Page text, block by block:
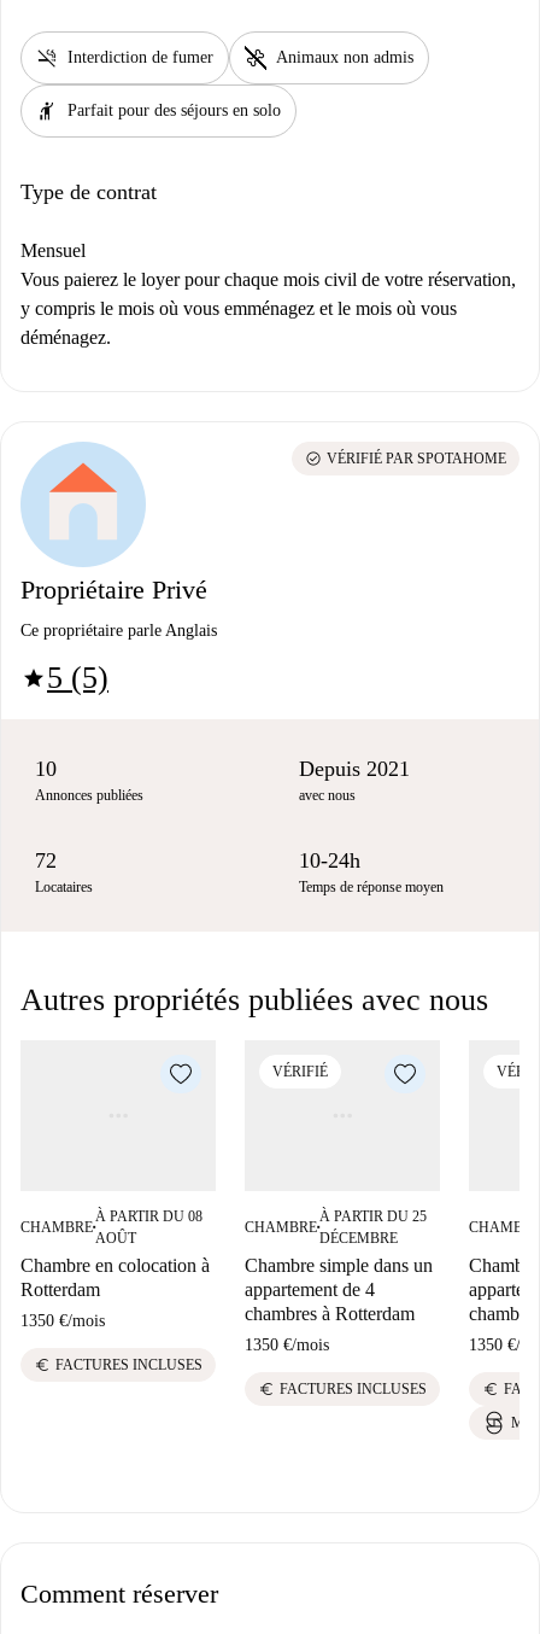
smoke_free Interdiction de fumer pet_supplies Animaux non admis
hail Parfait pour des séjours en solo
Type de contrat
Mensuel
Vous paierez le loyer pour chaque mois civil de votre réservation,
y compris le mois où vous emménagez et le mois où vous
déménagez.
Propriétaire Privé
Ce propriétaire parle Anglais
star5 (5)
check_circle VÉRIFIÉ PAR SPOTAHOME
10
Annonces publiées
Depuis 2021
avec nous
72
Locataires
10-24h
Temps de réponse moyen
Autres propriétés publiées avec nous
CHAMBRE■
À PARTIR DU 08
AOÛT
Chambre en colocation à
Rotterdam
1350 €/mois
euro FACTURES INCLUSES
VÉRIFIÉ
CHAMBRE■
À PARTIR DU 25
DÉCEMBRE
Chambre simple dans un
appartement de 4
chambres à Rotterdam
1350 €/mois
euro FACTURES INCLUSES
CHAMBRE
1350 €/
euro
Comment réserver